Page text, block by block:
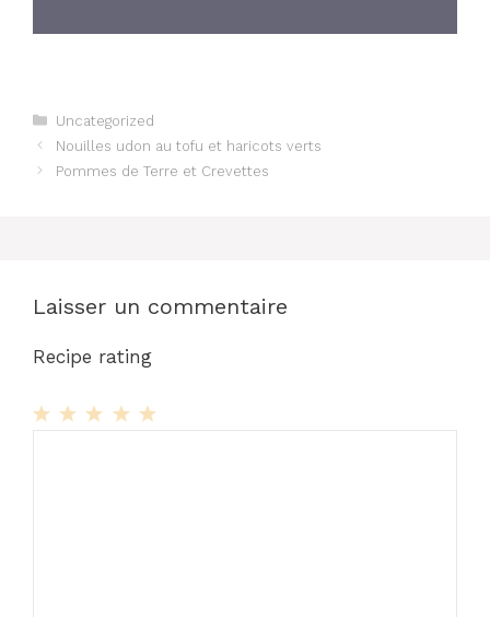
Catégories
Uncategorized
Nouilles udon au tofu et haricots verts
Pommes de Terre et Crevettes
Laisser un commentaire
Recipe rating